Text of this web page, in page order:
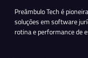
Preâmbulo Tech é
soluções em software
rotina e performance de